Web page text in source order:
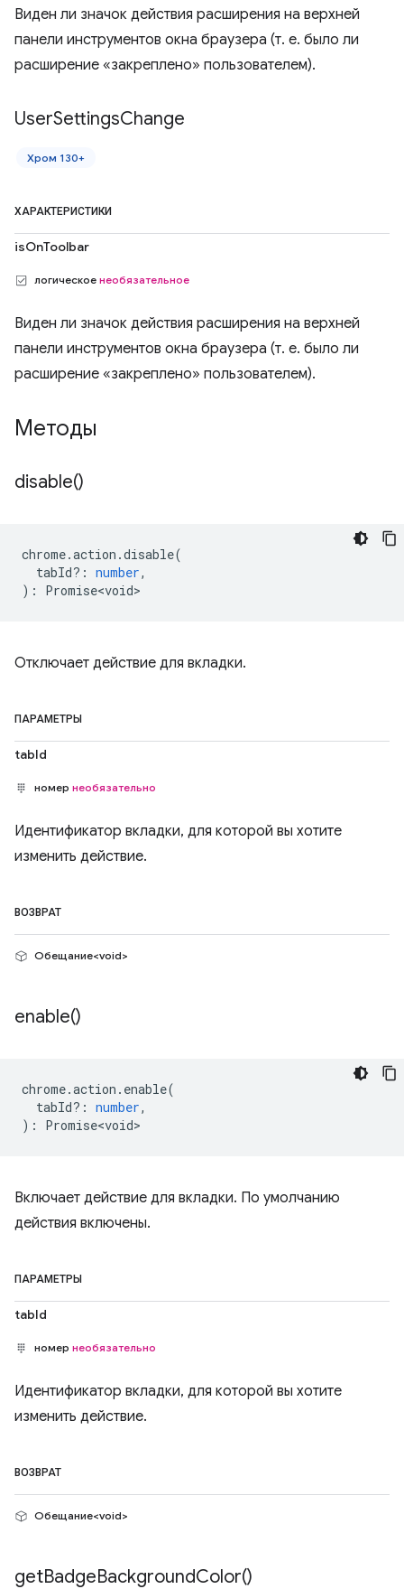
Виден ли значок действия расширения на верхней
панели инструментов окна браузера (т. е. было ли
расширение «закреплено» пользователем).
UserSettingsChange
Хром 130+
ХАРАКТЕРИСТИКИ
isOnToolbar
логическое необязательное
Виден ли значок действия расширения на верхней
панели инструментов окна браузера (т. е. было ли
расширение «закреплено» пользователем).
Методы
disable()
chrome.action .disable(
tabId? : number,
) : Promise<void>
Отключает действие для вкладки.
ПАРАМЕТРЫ
tabId
номер необязательно
Идентификатор вкладки, для которой вы хотите
изменить действие.
ВОЗВРАТ
Обещание<void>
enable()
chrome.action . enable(
tabId? : number,
) : Promise<void>
Включает действие для вкладки. По умолчанию
действия включены.
ПАРАМЕТРЫ
tabId
номер необязательно
Идентификатор вкладки, для которой вы хотите
изменить действие.
ВОЗВРАТ
Обещание<void>
getBadgeBackgroundColor()